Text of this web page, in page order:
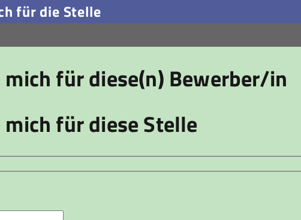
für die Stelle
für diese(n) Bewerber/in
für diese Stelle